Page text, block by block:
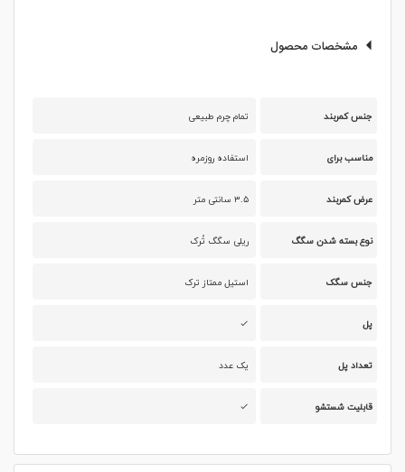
مشخصات محصول
جنس کمربند تمام چرم طبیعی
مناسب برای استفاده روزمره
عرض کمربند ۳.۵ سانتی متر
نوع بسته شدن سگگ ریلی سگگ تُرک
جنس سگک استیل ممتاز ترک
پل
تعداد پل یک عدد
قابلیت شستشو